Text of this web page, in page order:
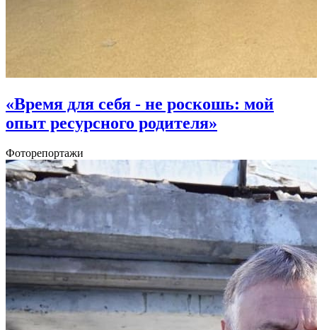
«Время для себя - не роскошь: мой
опыт ресурсного родителя»
Фоторепортажи